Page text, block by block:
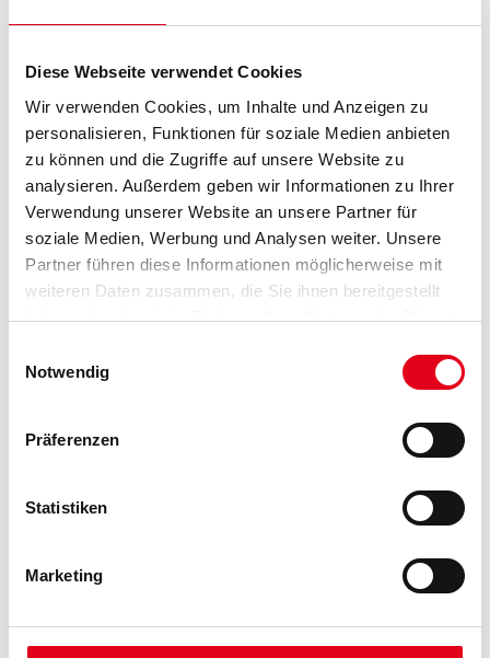
Diese Webseite verwendet Cookies
Wir verwenden Cookies, um Inhalte und Anzeigen zu
personalisieren, Funktionen für soziale Medien anbieten
zu können und die Zugriffe auf unsere Website zu
analysieren. Außerdem geben wir Informationen zu Ihrer
Verwendung unserer Website an unsere Partner für
soziale Medien, Werbung und Analysen weiter. Unsere
Partner führen diese Informationen möglicherweise mit
weiteren Daten zusammen, die Sie ihnen bereitgestellt
haben oder die sie im Rahmen Ihrer Nutzung der Dienste
Notwendig
Präferenzen
Statistiken
Marketing
Umrechnungsfaktoren
Zur Farbauswahl für Ihren Wunschfarbton
Zur Weißware